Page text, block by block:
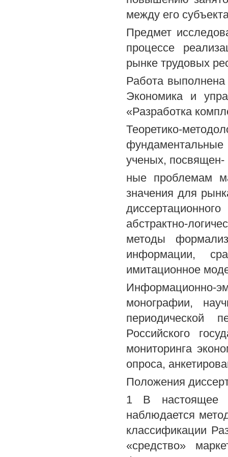
между его
Предмет
процессе
рынке трудовых
Работа
Экономика и
«Разработка
Теоретико-
ученых, посвящен-
ные проблемам
значения для
абстрактно-
методы
информации,
имитационное
монографии,
периодической
Российского
мониторинга
опроса,
Положения
1 В настоящее
наблюдается
классификации
«средство»